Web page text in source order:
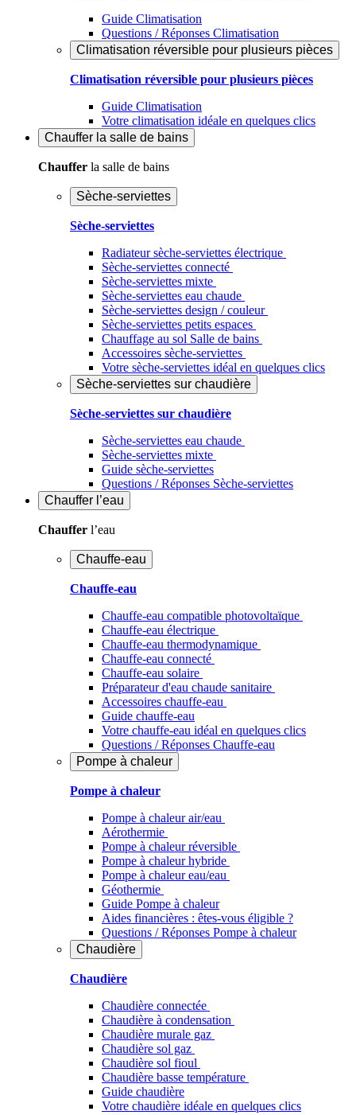
Guide Climatisation
Questions / Réponses Climatisation
Climatisation réversible pour plusieurs pièces
Climatisation réversible pour plusieurs pièces
Guide Climatisation
Votre climatisation idéale en quelques clics
Chauffer la salle de bains
Chauffer la salle de bains
Sèche-serviettes
Sèche-serviettes
Radiateur sèche-serviettes électrique
Sèche-serviettes connecté
Sèche-serviettes mixte
Sèche-serviettes eau chaude
Sèche-serviettes design / couleur
Sèche-serviettes petits espaces
Chauffage au sol Salle de bains
Accessoires sèche-serviettes
Votre sèche-serviettes idéal en quelques clics
Sèche-serviettes sur chaudière
Sèche-serviettes sur chaudière
Sèche-serviettes eau chaude
Sèche-serviettes mixte
Guide sèche-serviettes
Questions / Réponses Sèche-serviettes
Chauffer l’eau
Chauffer l’eau
Chauffe-eau
Chauffe-eau
Chauffe-eau compatible photovoltaïque
Chauffe-eau électrique
Chauffe-eau thermodynamique
Chauffe-eau connecté
Chauffe-eau solaire
Préparateur d'eau chaude sanitaire
Accessoires chauffe-eau
Guide chauffe-eau
Votre chauffe-eau idéal en quelques clics
Questions / Réponses Chauffe-eau
Pompe à chaleur
Pompe à chaleur
Pompe à chaleur air/eau
Aérothermie
Pompe à chaleur réversible
Pompe à chaleur hybride
Pompe à chaleur​ eau/eau
Géothermie
Guide Pompe à chaleur
Aides financières : êtes-vous éligible ?
Questions / Réponses Pompe à chaleur
Chaudière
Chaudière
Chaudière connectée
Chaudière à condensation
Chaudière murale gaz
Chaudière sol gaz
Chaudière sol fioul
Chaudière basse température
Guide chaudière
Votre chaudière idéale en quelques clics